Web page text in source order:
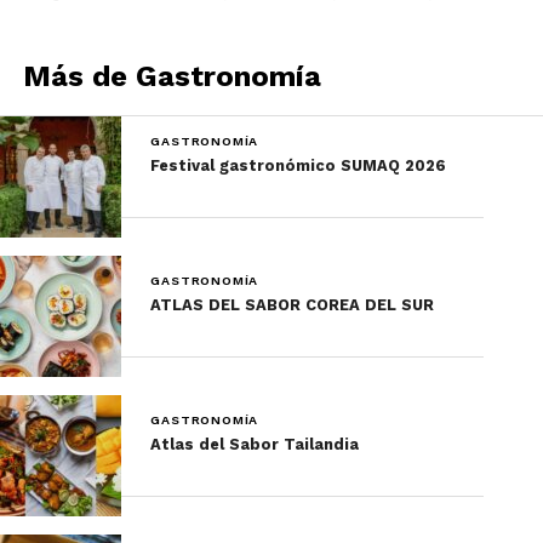
y aguacate, aunque eso también se va poniendo al
Tacos Gobernador, receta
original de la gastronomía de
Sinaloa
Más de Gastronomía
GASTRONOMÍA
Festival gastronómico SUMAQ 2026
GASTRONOMÍA
ATLAS DEL SABOR COREA DEL SUR
GASTRONOMÍA
Atlas del Sabor Tailandia